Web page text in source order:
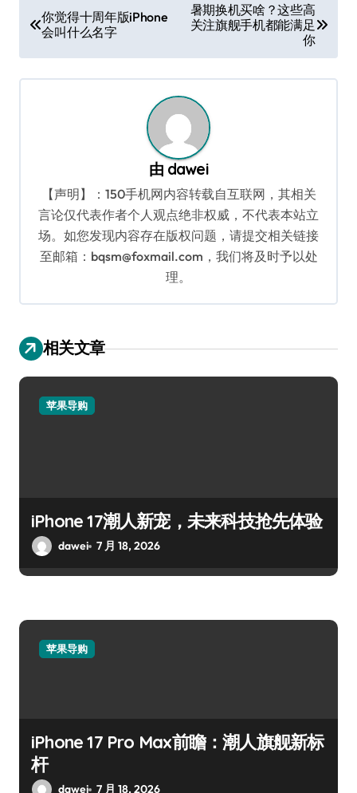
章
导
航
你觉得十周年版iPhone
会叫什么名字
暑期换机买啥？这些高
关注旗舰手机都能满足
你
由 dawei
【声明】：150手机网内容转载自互联网，其相关
言论仅代表作者个人观点绝非权威，不代表本站立
场。如您发现内容存在版权问题，请提交相关链接
至邮箱：bqsm@foxmail.com，我们将及时予以处
理。
相关文章
苹果导购
iPhone 17潮人新宠，未来科技抢先体验
dawei 7 月 18, 2026
苹果导购
iPhone 17 Pro Max前瞻：潮人旗舰新标
杆
dawei 7 月 18, 2026